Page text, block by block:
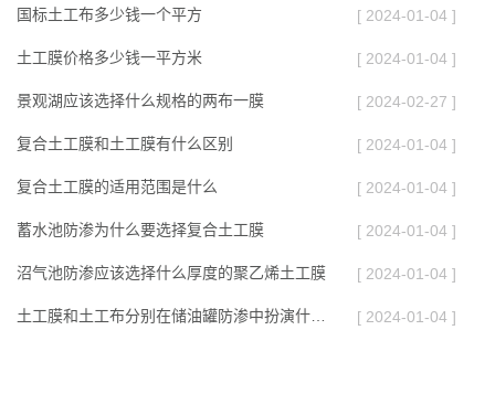
国标土工布多少钱一个平方 [ 2024-01-04 ]
土工膜价格多少钱一平方米 [ 2024-01-04 ]
景观湖应该选择什么规格的两布一膜 [ 2024-02-27 ]
复合土工膜和土工膜有什么区别 [ 2024-01-04 ]
复合土工膜的适用范围是什么 [ 2024-01-04 ]
蓄水池防渗为什么要选择复合土工膜 [ 2024-01-04 ]
沼气池防渗应该选择什么厚度的聚乙烯土工膜 [ 2024-01-04 ]
[ 2024-01-04 ]